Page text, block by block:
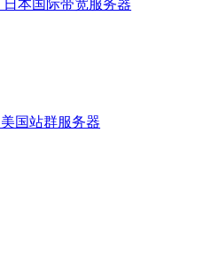
日本国际带宽服务器
美国站群服务器